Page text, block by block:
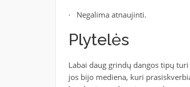
· Negalima atnaujinti.
Plytelės
Labai daug grindų dangos tipų
jos bijo mediena, kuri